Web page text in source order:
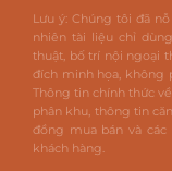
Lưu ý: Chúng tôi đã
nhiên tài liệu chỉ
thuật, bố trí nội ngoại
đích minh họa, không
Thông tin chính thức
phân khu, thông tin
đồng mua bán và
khách hàng.